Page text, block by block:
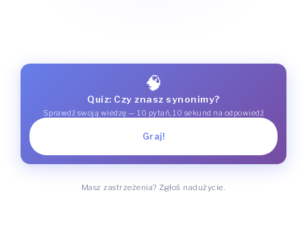
🧠
Quiz: Czy znasz synonimy?
Sprawdź swoją wiedzę — 10 pytań, 10 sekund na odpowiedź
Graj!
Masz zastrzeżenia? Zgłoś nadużycie.